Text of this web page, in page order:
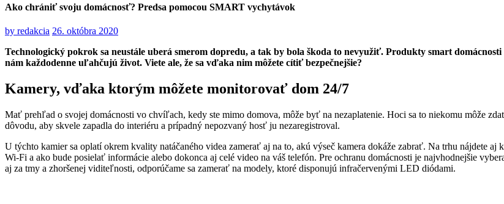
Ako chrániť svoju domácnosť? Predsa pomocou SMART vychytávok
by redakcia 26. októbra 2020
Technologický pokrok sa neustále uberá smerom dopredu, a tak by bola škoda to nevyužiť. Produkty smart
nám každodenne uľahčujú život. Viete ale, že sa vďaka nim môžete cítiť bezpečnejšie?
Kamery, vďaka ktorým môžete monitorovať dom 24/7
Mať prehľad o svojej domácnosti vo chvíľach, kedy ste mimo domova, môže byť na nezaplatenie. Hoci sa to niekomu môže
dôvodu, aby skvele zapadla do interiéru a prípadný nepozvaný hosť ju nezaregistroval.
U týchto kamier sa oplatí okrem kvality natáčaného videa zamerať aj na to, akú výseč kamera dokáže zabrať. Na trhu nájdete
Wi-Fi a ako bude posielať informácie alebo dokonca aj celé video na váš telefón. Pre ochranu domácnosti je najvhodnejšie
aj za tmy a zhoršenej viditeľnosti, odporúčame sa zamerať na modely, ktoré disponujú infračervenými LED diódami.